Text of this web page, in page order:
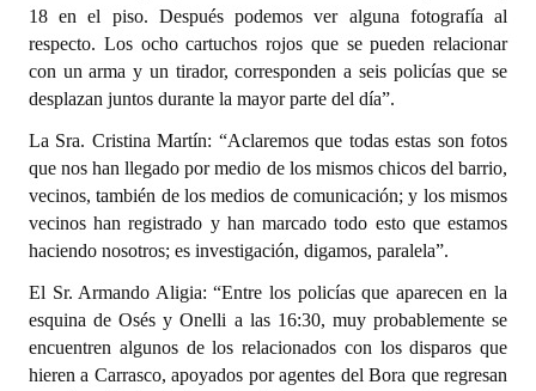
18 en el piso. Después podemos ver alguna fotografía al
respecto. Los ocho cartuchos rojos que se pueden relacionar
con un arma y un tirador, corresponden a seis policías que se
desplazan juntos durante la mayor parte del día”.
La Sra. Cristina Martín: “Aclaremos que todas estas son fotos
que nos han llegado por medio de los mismos chicos del barrio,
vecinos, también de los medios de comunicación; y los mismos
vecinos han registrado y han marcado todo esto que estamos
haciendo nosotros; es investigación, digamos, paralela”.
El Sr. Armando Aligia: “Entre los policías que aparecen en la
esquina de Osés y Onelli a las 16:30, muy probablemente se
encuentren algunos de los relacionados con los disparos que
hieren a Carrasco, apoyados por agentes del Bora que regresan